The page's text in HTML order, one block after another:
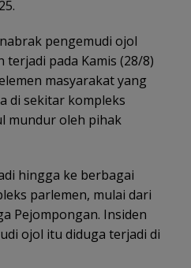
pengemudi ojol
pada Kamis (28/8)
masyarakat yang
di sekitar kompleks
mundur oleh pihak
hingga ke berbagai
parlemen, mulai dari
Pejompongan. Insiden
ojol itu diduga terjadi di